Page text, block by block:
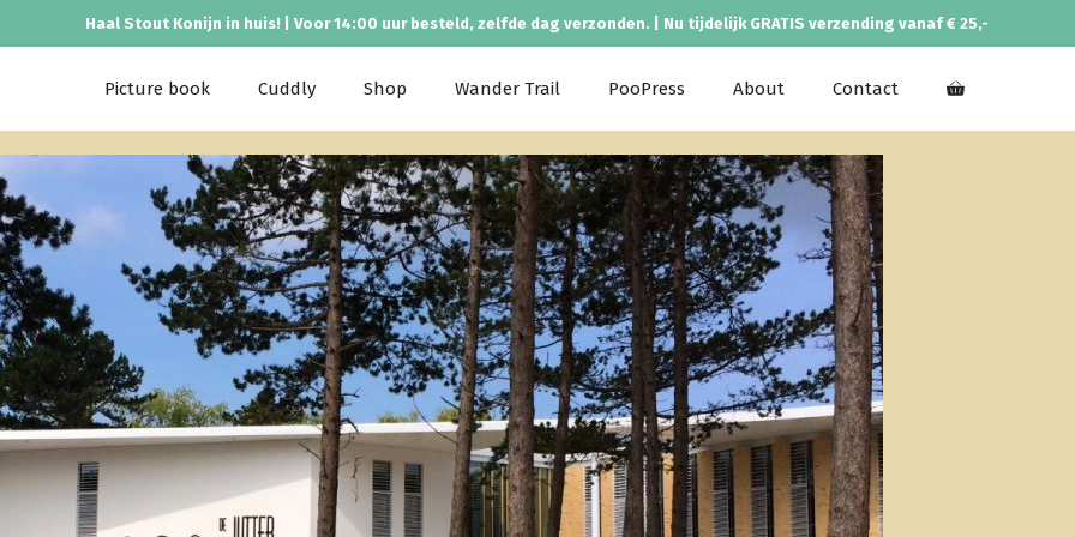
Haal Stout Konijn in huis! | Voor 14:00 uur besteld, zelfde dag verzonden. | Nu tijdelijk GRATIS verzending vanaf € 25,-
Picture book Cuddly Shop Wander Trail PooPress About Contact